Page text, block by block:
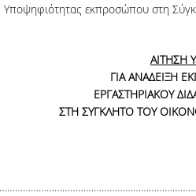
Υποψηφιότητας εκπροσώπου στη
ΑΙΤΗΣΗ
ΓΙΑ ΑΝΑΔΕΙΞΗ
ΕΡΓΑΣΤΗΡΙΑΚΟΥ
ΣΤΗ ΣΥΓΚΛΗΤΟ ΤΟΥ